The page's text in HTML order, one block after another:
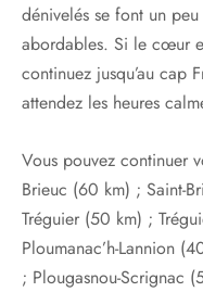
dénivelés se font un
abordables. Si le cœur
continuez jusqu’au cap
attendez les heures
Vous pouvez continuer
Brieuc (60 km) ; Saint-
Tréguier (50 km) ;
Ploumanac’h-Lannion
; Plougasnou-Scrignac